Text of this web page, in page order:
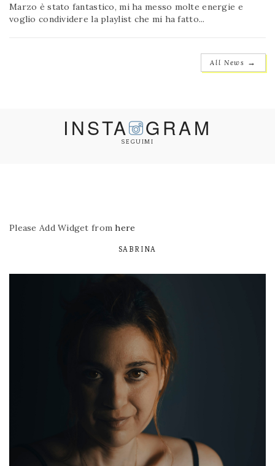
Marzo è stato fantastico, mi ha messo molte energie e
voglio condividere la playlist che mi ha fatto...
All News →
INSTA GRAM
SEGUIMI
Please Add Widget fromhere
SABRINA